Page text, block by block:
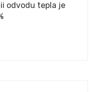
odvodu tepla je